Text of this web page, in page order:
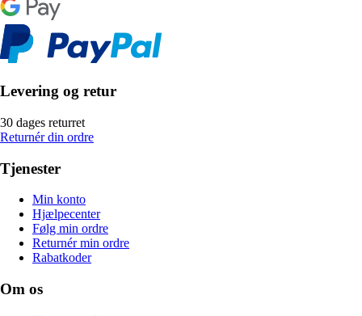
Levering og retur
30 dages returret
Returnér din ordre
Tjenester
Min konto
Hjælpecenter
Følg min ordre
Returnér min ordre
Rabatkoder
Om os